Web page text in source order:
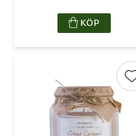
KÖP